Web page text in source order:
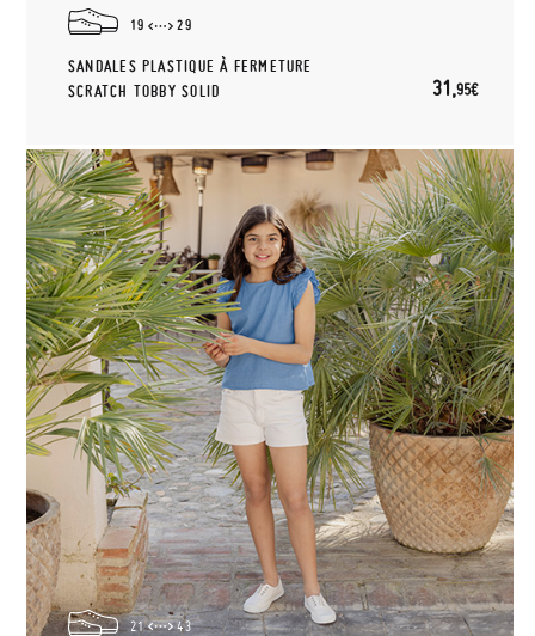
19 29
SANDALES PLASTIQUE À FERMETURE
SCRATCH TOBBY SOLID
31,95€
21 43